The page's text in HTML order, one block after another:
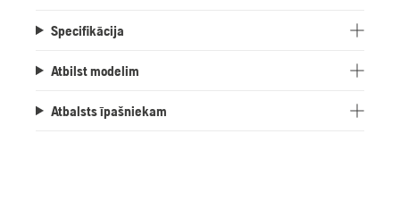
Specifikācija
Atbilst modelim
Atbalsts īpašniekam